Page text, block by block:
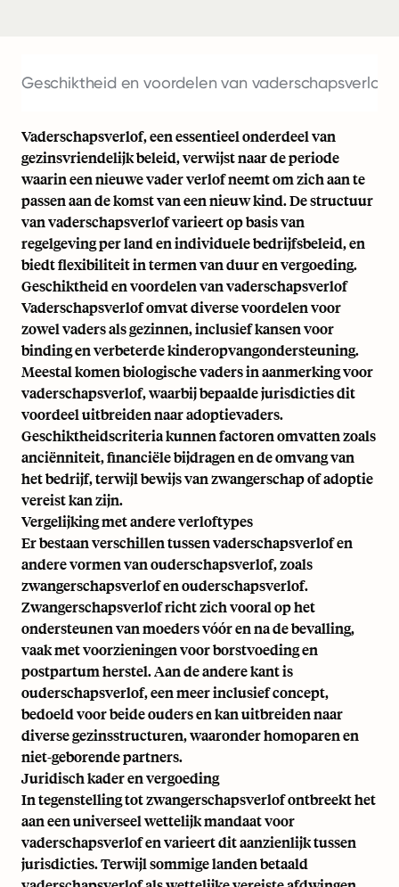
Geschiktheid en voordelen van vaderschapsverlof
Vaderschapsverlof, een essentieel onderdeel van
gezinsvriendelijk beleid, verwijst naar de periode
waarin een nieuwe vader verlof neemt om zich aan te
passen aan de komst van een nieuw kind. De structuur
van vaderschapsverlof varieert op basis van
regelgeving per land en individuele bedrijfsbeleid, en
biedt flexibiliteit in termen van duur en vergoeding.
Geschiktheid en voordelen van vaderschapsverlof
Vaderschapsverlof omvat diverse voordelen voor
zowel vaders als gezinnen, inclusief kansen voor
binding en verbeterde kinderopvangondersteuning.
Meestal komen biologische vaders in aanmerking voor
vaderschapsverlof, waarbij bepaalde jurisdicties dit
voordeel uitbreiden naar adoptievaders.
Geschiktheidscriteria kunnen factoren omvatten zoals
anciënniteit, financiële bijdragen en de omvang van
het bedrijf, terwijl bewijs van zwangerschap of adoptie
vereist kan zijn.
Vergelijking met andere verloftypes
Er bestaan verschillen tussen vaderschapsverlof en
andere vormen van ouderschapsverlof, zoals
zwangerschapsverlof en ouderschapsverlof.
Zwangerschapsverlof richt zich vooral op het
ondersteunen van moeders vóór en na de bevalling,
vaak met voorzieningen voor borstvoeding en
postpartum herstel. Aan de andere kant is
ouderschapsverlof, een meer inclusief concept,
bedoeld voor beide ouders en kan uitbreiden naar
diverse gezinsstructuren, waaronder homoparen en
niet-geborende partners.
Juridisch kader en vergoeding
In tegenstelling tot zwangerschapsverlof ontbreekt het
aan een universeel wettelijk mandaat voor
vaderschapsverlof en varieert dit aanzienlijk tussen
jurisdicties. Terwijl sommige landen betaald